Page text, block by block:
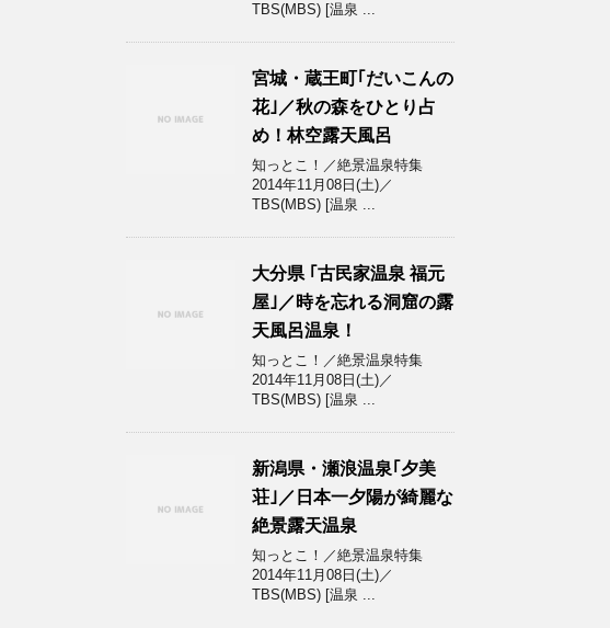
TBS(MBS) [温泉 ...
宮城・蔵王町｢だいこんの
花｣／秋の森をひとり占
め！林空露天風呂
知っとこ！／絶景温泉特集
2014年11月08日(土)／
TBS(MBS) [温泉 ...
大分県 ｢古民家温泉 福元
屋｣／時を忘れる洞窟の露
天風呂温泉！
知っとこ！／絶景温泉特集
2014年11月08日(土)／
TBS(MBS) [温泉 ...
新潟県・瀬浪温泉｢夕美
荘｣／日本一夕陽が綺麗な
絶景露天温泉
知っとこ！／絶景温泉特集
2014年11月08日(土)／
TBS(MBS) [温泉 ...